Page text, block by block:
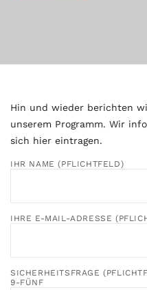
Hin und wieder berichten
unserem Programm. Wir
sich hier eintragen.
IHR NAME (PFLICHTFELD)
IHRE E-MAIL-ADRESSE
SICHERHEITSFRAGE
9-FÜNF